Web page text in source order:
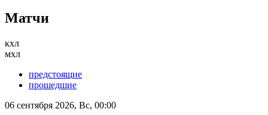
Матчи
кхл
мхл
предстоящие
прошедшие
06 сентября 2026, Вс, 00:00